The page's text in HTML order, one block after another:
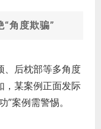
角度欺骗”
、后枕部等多角度
，某案例正面发际
案例需警惕。